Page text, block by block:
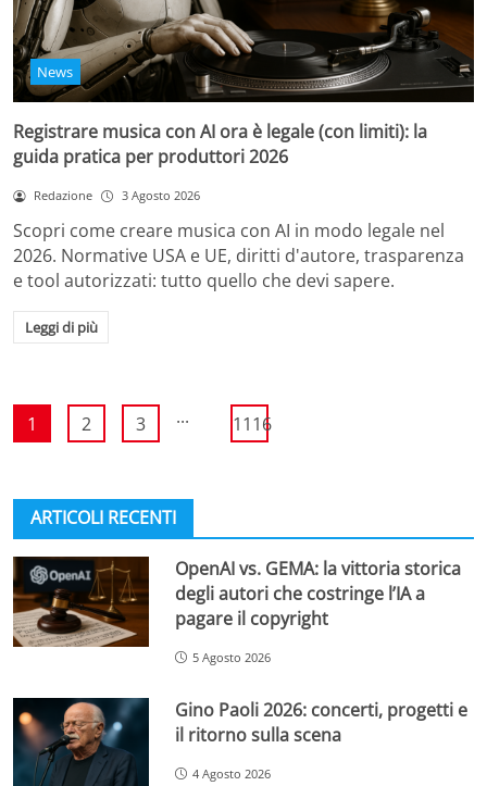
News
Registrare musica con AI ora è legale (con limiti): la
guida pratica per produttori 2026
Redazione 3 Agosto 2026
Scopri come creare musica con AI in modo legale nel
2026. Normative USA e UE, diritti d'autore, trasparenza
e tool autorizzati: tutto quello che devi sapere.
Leggi di più
1 2 3 ... 1116
ARTICOLI RECENTI
OpenAI vs. GEMA: la vittoria storica
degli autori che costringe l’IA a
pagare il copyright
5 Agosto 2026
Gino Paoli 2026: concerti, progetti e
il ritorno sulla scena
4 Agosto 2026